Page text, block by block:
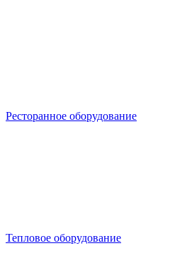
Ресторанное оборудование
Тепловое оборудование